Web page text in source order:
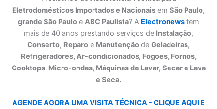
Eletrodomésticos Importados e Nacionais em São Paulo,
grande São Paulo e ABC Paulista? A Electronews tem
mais de 40 anos prestando serviços de Instalação,
Conserto, Reparo e Manutenção de Geladeiras,
Refrigeradores, Ar-condicionados, Fogões, Fornos,
Cooktops, Micro-ondas, Máquinas de Lavar, Secar e Lava
e Seca.
AGENDE AGORA UMA VISITA TÉCNICA - CLIQUE AQUI E